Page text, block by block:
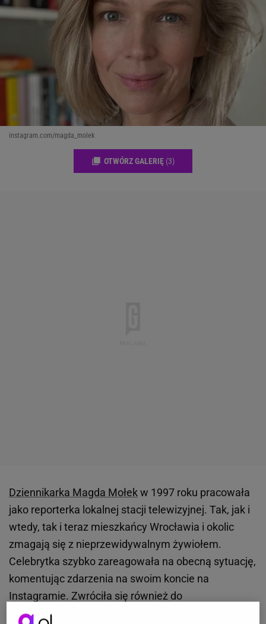
instagram.com/magda_molek
OTWÓRZ GALERIĘ (3)
Dziennikarka Magda Mołekw 1997 roku pracowała
jako reporterka lokalnej stacji telewizyjnej. Tak, jak i
wtedy, tak i teraz mieszkańcy Wrocławia i okolic
zmagają się z nieprzewidywalnym żywiołem.
Celebrytka szybko zareagowała na obecną sytuację,
komentując zdarzenia na swoim koncie na
Instagramie. Zwróciła się również do
poszkodowanych oraz podzieliła refleksją na temat